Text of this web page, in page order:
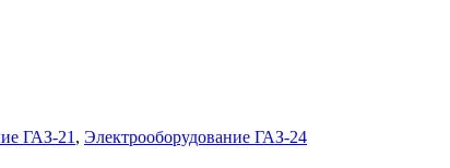
ГАЗ-21 , Электрооборудование ГАЗ-24